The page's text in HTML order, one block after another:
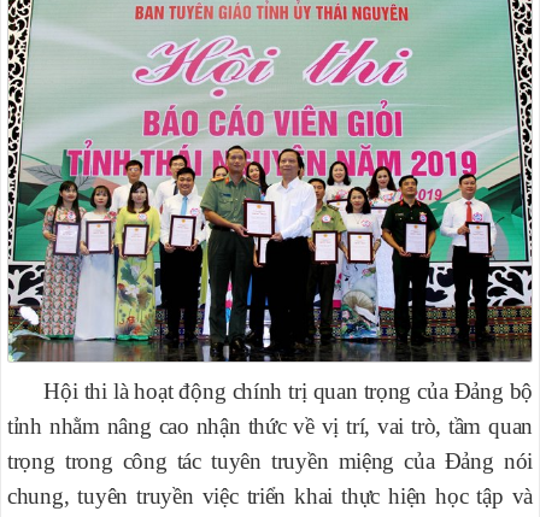
Hội thi là hoạt động chính trị quan trọng của Đảng bộ
tỉnh nhằm nâng cao nhận thức về vị trí, vai trò, tầm quan
trọng trong công tác tuyên truyền miệng của Đảng nói
chung, tuyên truyền việc triển khai thực hiện học tập và